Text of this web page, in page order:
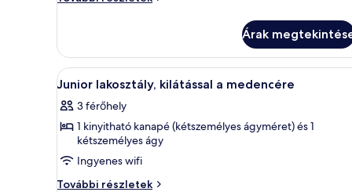
részleges
kilátással
a
tengerre
részleges
kilátással
a
további
részletei
Árak
A
következő
szoba
összes
képének
megtekintése:
Junior
Egy modern szállodai szoba,
5
Junior lakosztály, kilátással a medencére
3 férőhely
1 kinyitható kanapé (kétszemélyes ágyméret) és 1
kétszemélyes ágy
Ingyenes wifi
További részletek
Junior